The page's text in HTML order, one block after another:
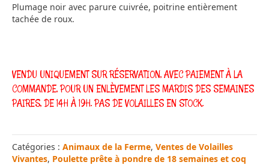
Plumage noir avec parure cuivrée, poitrine entièrement
tachée de roux.
VENDU UNIQUEMENT SUR RÉSERVATION, AVEC PAIEMENT À LA
COMMANDE, POUR UN ENLÈVEMENT LES MARDIS DES SEMAINES
PAIRES, DE 14H À 19H. PAS DE VOLAILLES EN STOCK.
Catégories : Animaux de la Ferme, Ventes de Volailles
Vivantes, Poulette prête à pondre de 18 semaines et coq